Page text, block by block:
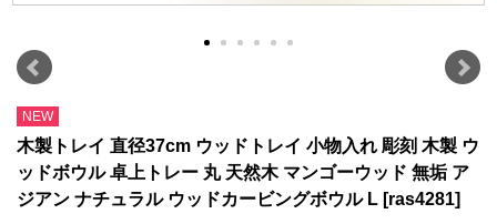
NEW
木製トレイ 直径37cm ウッドトレイ 小物入れ 彫刻 木製 ウ
ッドボウル 卓上トレー 丸 天然木 マンゴーウッド 無垢 ア
ジアン ナチュラル ウッドカービングボウル L [ras4281]